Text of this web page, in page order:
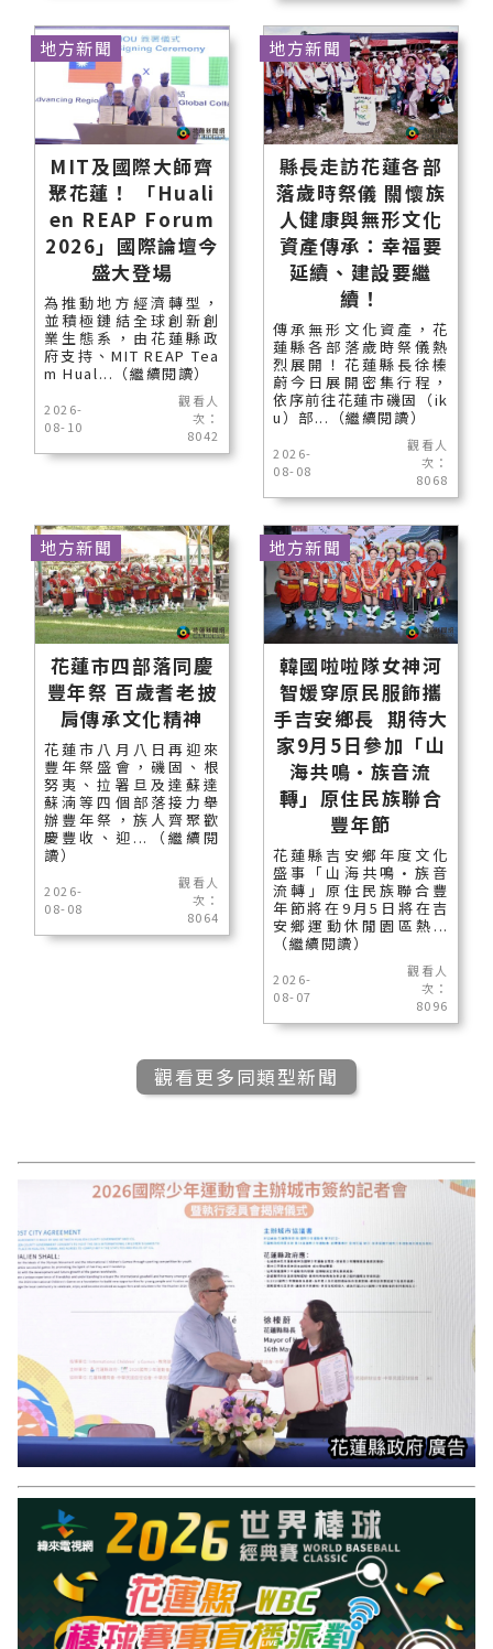
MIT及國際大師齊
聚花蓮！ 「Huali
en REAP Forum
2026」國際論壇今
盛大登場
為推動地方經濟轉型，
並積極鏈結全球創新創
業生態系，由花蓮縣政
府支持、MIT REAP Tea
m Hual...（繼續閱讀）
2026-
08-10
觀看人
次：
8042
地方新聞
縣長走訪花蓮各部
落歲時祭儀 關懷族
人健康與無形文化
資產傳承：幸福要
延續、建設要繼
續！
傳承無形文化資產，花
蓮縣各部落歲時祭儀熱
烈展開！花蓮縣長徐榛
蔚今日展開密集行程，
依序前往花蓮市磯固（ik
u）部...（繼續閱讀）
2026-
08-08
觀看人
次：
8068
地方新聞
花蓮市四部落同慶
豐年祭 百歲耆老披
肩傳承文化精神
花蓮市八月八日再迎來
豐年祭盛會，磯固、根
努夷、拉署旦及達蘇達
蘇湳等四個部落接力舉
辦豐年祭，族人齊聚歡
慶豐收、迎...（繼續閱
讀）
2026-
08-08
觀看人
次：
8064
地方新聞
韓國啦啦隊女神河
智媛穿原民服飾攜
手吉安鄉長 期待大
家9月5日參加「山
海共鳴•族音流
轉」原住民族聯合
豐年節
花蓮縣吉安鄉年度文化
盛事「山海共鳴•族音
流轉」原住民族聯合豐
年節將在9月5日將在吉
安鄉運動休閒園區熱...
（繼續閱讀）
2026-
08-07
觀看人
次：
8096
地方新聞
觀看更多同類型新聞